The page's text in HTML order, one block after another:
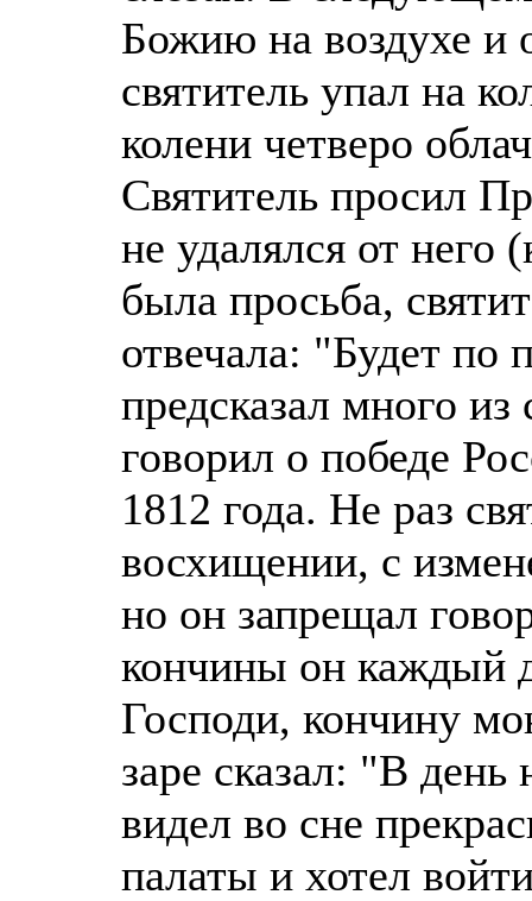
Божию на воздухе и
святитель упал на
колени четверо
Святитель просил
не удалялся от него
была просьба,
отвечала: "Будет по
предсказал много
говорил о победе
1812 года. Не раз
восхищении, с
но он запрещал
кончины он каждый
Господи, кончину
заре сказал: "В
видел во сне
палаты и хотел